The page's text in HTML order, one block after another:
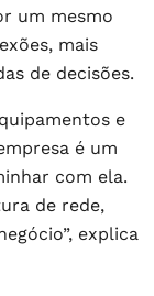
um mesmo
mais
de decisões.
e
é um
com ela.
de rede,
explica